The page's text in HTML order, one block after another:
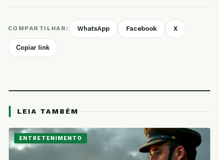
COMPARTILHAR: WhatsApp Facebook X
Copiar link
LEIA TAMBÉM
ENTRETENIMENTO